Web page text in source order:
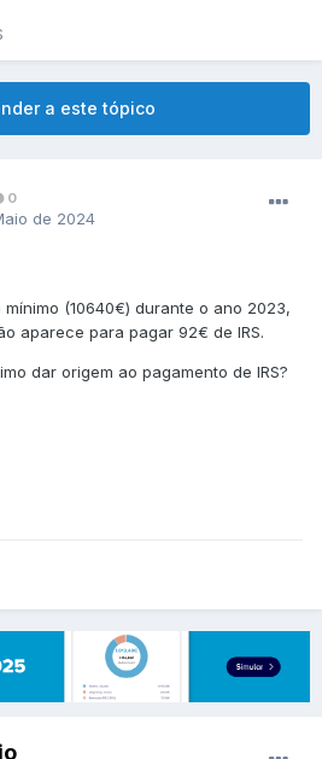
a este tópico
0
de 2024
(10640€) durante o ano 2023,
aparece para pagar 92€ de IRS.
dar origem ao pagamento de IRS?